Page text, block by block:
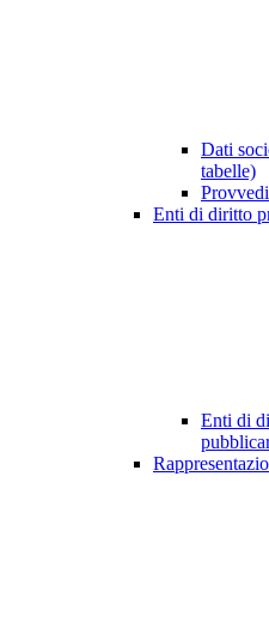
Dati
tabelle)
Enti di diritto
Enti di